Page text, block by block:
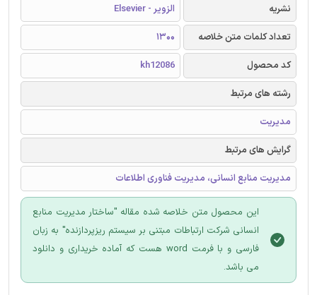
نشریه
الزویر - Elsevier
تعداد کلمات متن خلاصه
1300
کد محصول
kh12086
رشته های مرتبط
مدیریت
گرایش های مرتبط
مدیریت منابع انسانی، مدیریت فناوری اطلاعات
این محصول متن خلاصه شده مقاله "ساختار مدیریت منابع
انسانی شرکت ارتباطات مبتنی بر سیستم ریزپردازنده" به زبان
فارسی و با فرمت word هست که آماده خریداری و دانلود
می باشد.